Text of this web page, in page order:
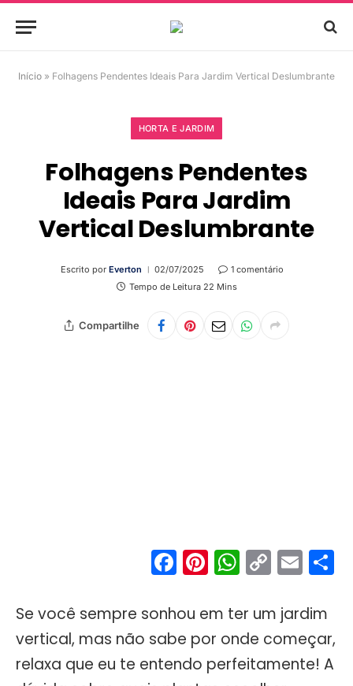
Início » Folhagens Pendentes Ideais Para Jardim Vertical Deslumbrante
HORTA E JARDIM
Folhagens Pendentes
Ideais Para Jardim
Vertical Deslumbrante
Escrito por Everton 02/07/2025
1 comentário
Tempo de Leitura 22 Mins
Compartilhe
Facebook
Pinterest
Copy
Link
Se você sempre sonhou em ter um jardim
vertical, mas não sabe por onde começar,
relaxa que eu te entendo perfeitamente! A